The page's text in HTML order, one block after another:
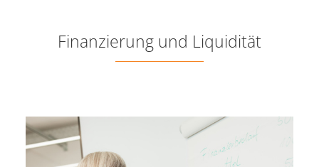
Finanzierung und Liquidität